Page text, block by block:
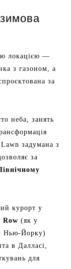
локацією —
з газоном, а
за
неба, занять
Lawn задумана з
за
курорт у
Row (як у
Нью-Йорку)
в Далласі,
для